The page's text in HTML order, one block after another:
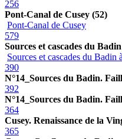
256
Pont-Canal de Cusey (52)
Pont-Canal de Cusey
579
Sources et cascades du
Sources et cascades du Badin
390
N°14_Sources du Badin.
392
N°14_Sources du Badin.
364
Cusey. Renaissance de la
365